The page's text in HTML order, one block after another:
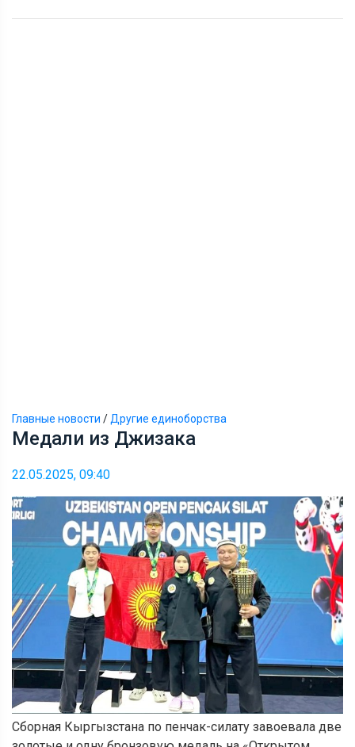
Главные новости / Другие единоборства
Медали из Джизака
22.05.2025, 09:40
Сборная Кыргызстана по пенчак-силату завоевала две